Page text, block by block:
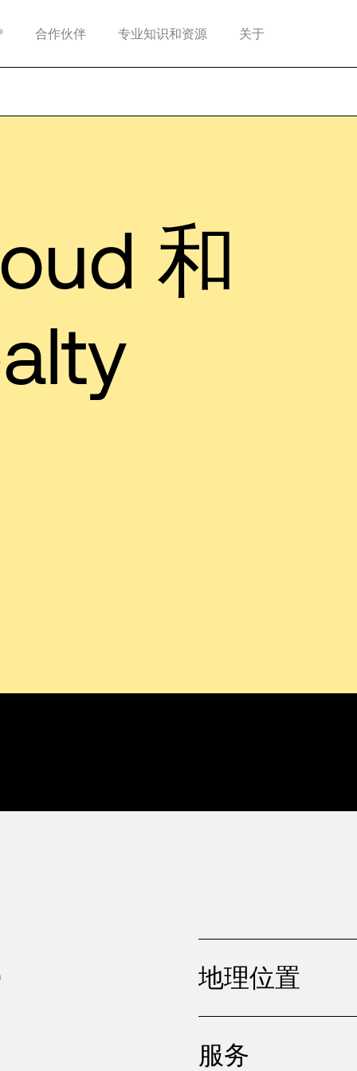
合作伙伴 专业知识和资源 关于
和
地理位置
服务